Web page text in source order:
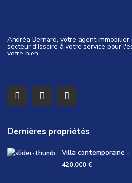
Andréa Bernard, votre agent
secteur d'Issoire à votre service pour
votre bien.
Dernières propriétés
Villa contemporaine –
420,000 €